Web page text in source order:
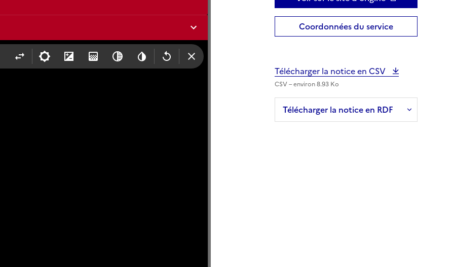
Coordonnées du service
Télécharger la notice en CSV
CSV – environ 8.93 Ko
Télécharger la notice en RDF